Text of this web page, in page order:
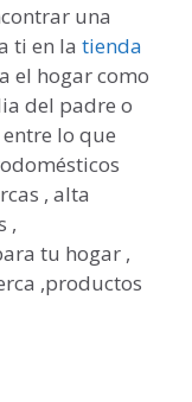
una
ti en la tienda
el hogar como
del padre o
entre lo que
, alta
,
tu hogar ,
,productos